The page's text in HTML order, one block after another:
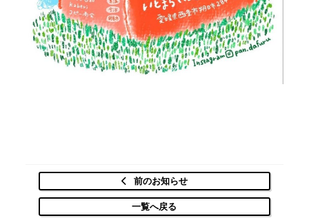
前のお知らせ
一覧へ戻る